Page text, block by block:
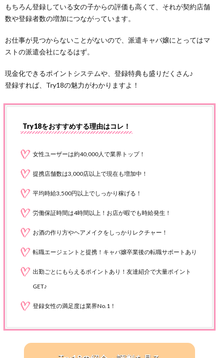
もちろん登録している女の子からの評価も高くて、それが契約店舗
数や登録者数の増加につながっています。
お仕事が見つからないことがないので、派遣キャバ嬢にとってはマ
ストの派遣会社になるはず。
現金化できるポイントシステムや、登録特典も盛りだくさん♪
登録すれば、Try18の魅力がわかりますよ！
Try18をおすすめする理由はコレ！
女性ユーザーは約40,000人で業界トップ！
提携店舗数は3,000店以上で現在も増加中！
平均時給3,500円以上でしっかり稼げる！
労働保証時間は4時間以上！お店が暇でも時給発生！
お酒の作り方やヘアメイクをしっかりレクチャー！
転職エージェントと提携！キャバ嬢卒業後の転職サポートあり
出勤ごとにもらえるポイントあり！友達紹介で大量ポイント
GET♪
登録女性の満足度は業界No.1！